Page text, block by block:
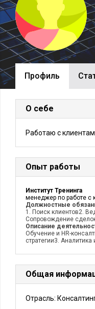
Профиль
О себе
Работаю с
Опыт работы
Институт Тренинга
менеджер по работе с
Должностные
1. Поиск клиентов2.
Сопровождение
Описание
Обучение и HR-
стратегии3.
Общая
Отрасль: